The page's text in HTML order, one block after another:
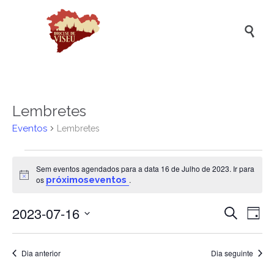

Lembretes
Eventos Lembretes
for
de
Julho
de
Aviso
Sem eventos agendados para a data 16 de Julho de 2023. Ir para
os próximoseventos .
de
Pesquisar
de
Dia
2023-07-16
data.Dia anterior Dia seguinte